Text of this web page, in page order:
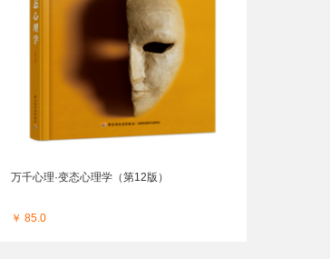
万千心理·变态心理学（第12版）
￥ 85.0